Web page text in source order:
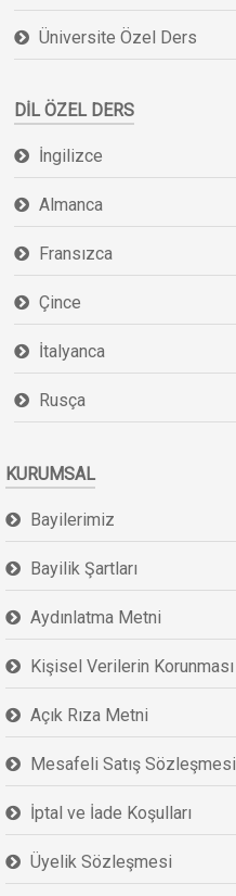
Üniversite Özel Ders
DIL ÖZEL DERS
İngilizce
Almanca
Fransızca
Çince
İtalyanca
Rusça
KURUMSAL
Bayilerimiz
Bayilik Şartları
Aydınlatma Metni
Kişisel Verilerin Korunması
Açık Rıza Metni
Mesafeli Satış Sözleşmesi
İptal ve İade Koşulları
Üyelik Sözleşmesi